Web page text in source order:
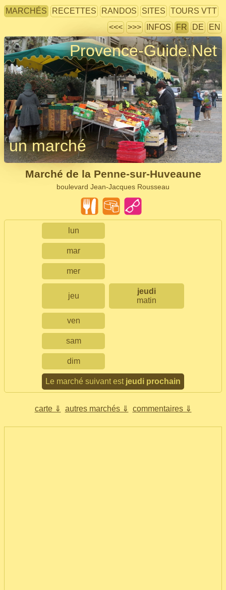
MARCHÉS RECETTES RANDOS SITES
TOURS VTT
<<< >>> INFOS FR DE EN
Provence-Guide.Net
un marché
Marché de la Penne-sur-Huveaune
boulevard Jean-Jacques Rousseau
lun
mar
mer
jeu
jeudi
matin
ven
sam
dim
Le marché suivant est jeudi prochain
carte ⇓ autres marchés ⇓ commentaires ⇓